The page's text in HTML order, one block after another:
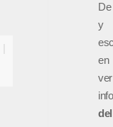
y
en